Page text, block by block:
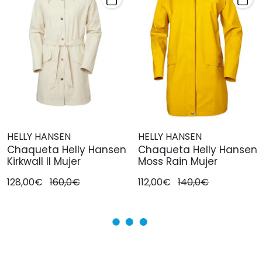
HELLY HANSEN
Chaqueta Helly Hansen
Kirkwall II Mujer
128,00€ 160,0€
HELLY HANSEN
Chaqueta Helly Hansen
Moss Rain Mujer
112,00€ 140,0€